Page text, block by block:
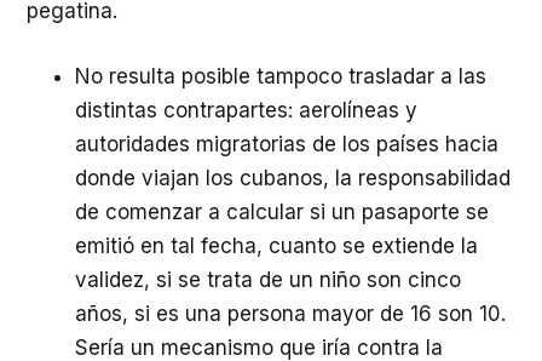
pegatina.
No resulta posible tampoco trasladar a las
distintas contrapartes: aerolíneas y
autoridades migratorias de los países hacia
donde viajan los cubanos, la responsabilidad
de comenzar a calcular si un pasaporte se
emitió en tal fecha, cuanto se extiende la
validez, si se trata de un niño son cinco
años, si es una persona mayor de 16 son 10.
Sería un mecanismo que iría contra la